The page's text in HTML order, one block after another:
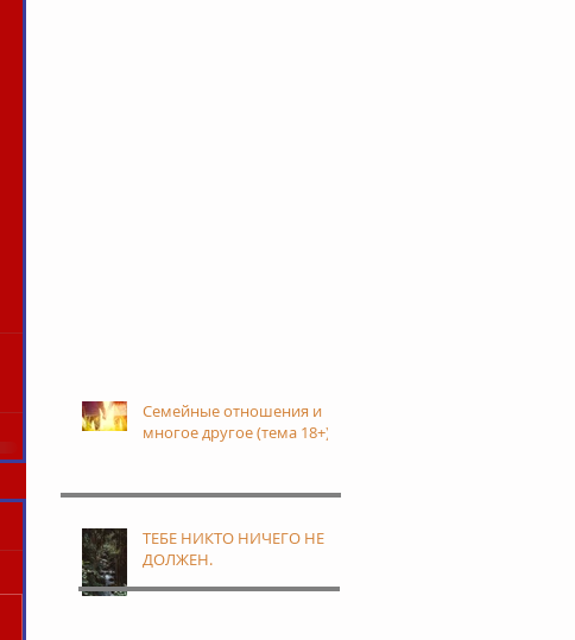
Семейные отношения и
многое другое (тема 18+)
ТЕБЕ НИКТО НИЧЕГО НЕ
ДОЛЖЕН.